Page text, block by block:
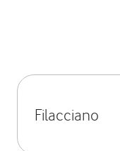
Filacciano